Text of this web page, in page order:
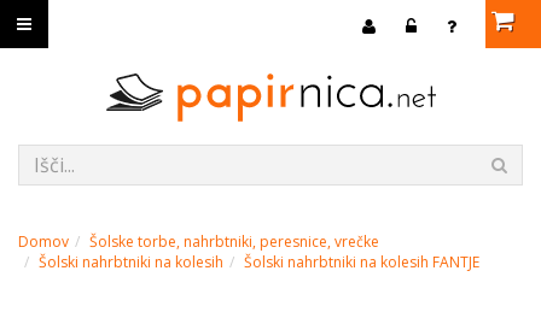
Domov
Šolske torbe, nahrbtniki, peresnice, vrečke
Šolski nahrbtniki na kolesih
Šolski nahrbtniki na kolesih FANTJE